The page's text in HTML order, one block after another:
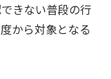
きない普段の行
から対象となる